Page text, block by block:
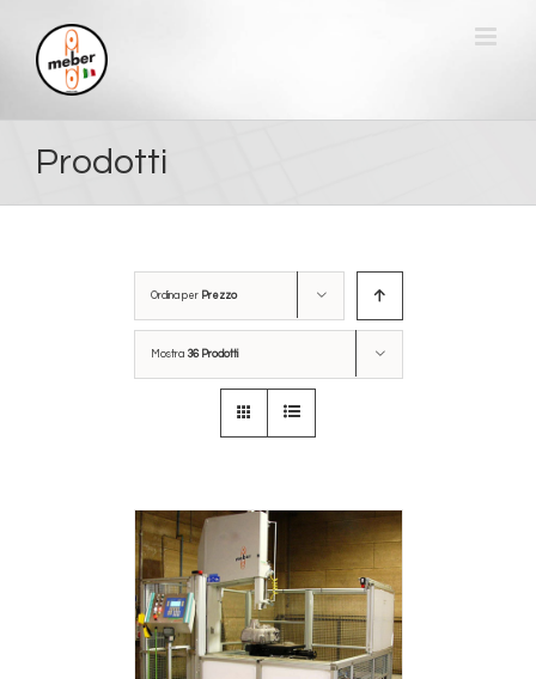
contenuto
Prodotti
Ordina per Prezzo
Mostra 36 Prodotti